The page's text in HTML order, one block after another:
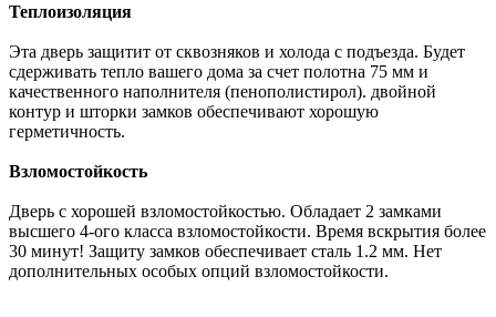
Теплоизоляция
Эта дверь защитит от сквозняков и холода с подъезда. Будет
сдерживать тепло вашего дома за счет полотна 75 мм и
качественного наполнителя (пенополистирол). двойной
контур и шторки замков обеспечивают хорошую
герметичность.
Взломостойкость
Дверь с хорошей взломостойкостью. Обладает 2 замками
высшего 4-ого класса взломостойкости. Время вскрытия более
30 минут! Защиту замков обеспечивает сталь 1.2 мм. Нет
дополнительных особых опций взломостойкости.